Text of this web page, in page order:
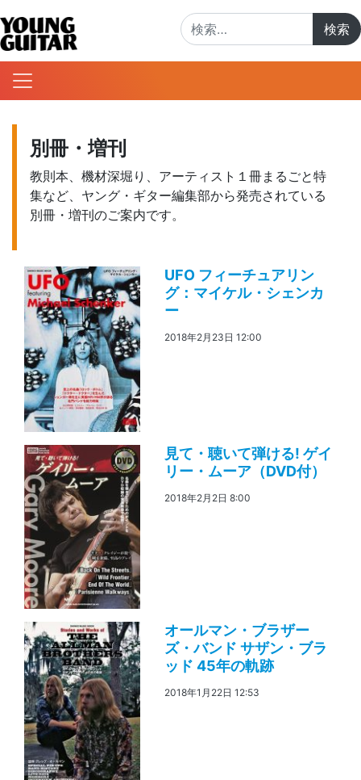
別冊・増刊
教則本、機材深堀り、アーティスト１冊まるごと特
集など、ヤング・ギター編集部から発売されている
別冊・増刊のご案内です。
UFO フィーチュアリン
グ：マイケル・シェンカ
ー
2018年2月23日 12:00
見て・聴いて弾ける! ゲイ
リー・ムーア（DVD付）
2018年2月2日 8:00
オールマン・ブラザー
ズ・バンド サザン・ブラ
ッド 45年の軌跡
2018年1月22日 12:53